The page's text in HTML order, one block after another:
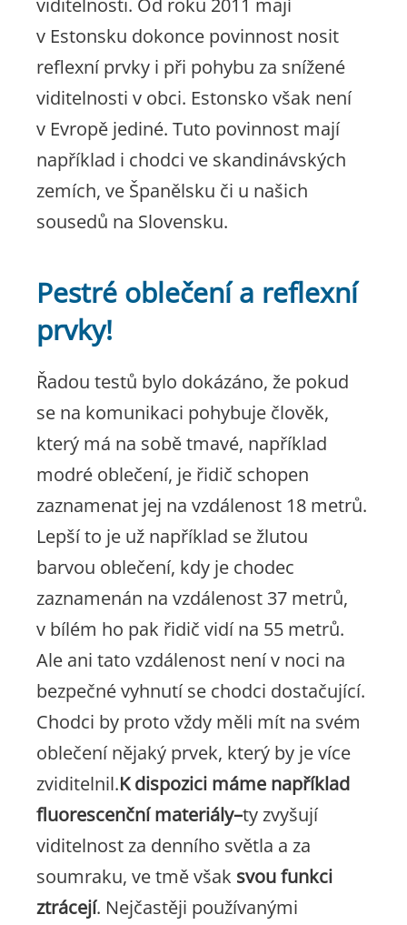
viditelnosti. Od roku 2011 mají
v Estonsku dokonce povinnost nosit
reflexní prvky i při pohybu za snížené
viditelnosti v obci. Estonsko však není
v Evropě jediné. Tuto povinnost mají
například i chodci ve skandinávských
zemích, ve Španělsku či u našich
sousedů na Slovensku.
Pestré oblečení a reflexní
prvky!
Řadou testů bylo dokázáno, že pokud
se na komunikaci pohybuje člověk,
který má na sobě tmavé, například
modré oblečení, je řidič schopen
zaznamenat jej na vzdálenost 18 metrů.
Lepší to je už například se žlutou
barvou oblečení, kdy je chodec
zaznamenán na vzdálenost 37 metrů,
v bílém ho pak řidič vidí na 55 metrů.
Ale ani tato vzdálenost není v noci na
bezpečné vyhnutí se chodci dostačující.
Chodci by proto vždy měli mít na svém
oblečení nějaký prvek, který by je více
zviditelnil.K dispozici máme například
fluorescenční materiály–ty zvyšují
viditelnost za denního světla a za
soumraku, ve tmě však svou funkci
ztrácejí. Nejčastěji používanými